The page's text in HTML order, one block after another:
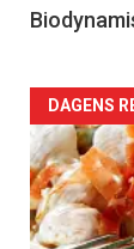
4
nå
DAGENS